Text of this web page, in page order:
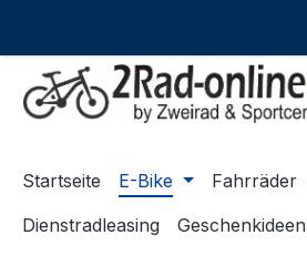
Hauptinhalt springen
Zur Suche springen
Zur Hauptnavigation springen
Startseite E-Bike Fahrräder
Dienstradleasing
Geschenkideen